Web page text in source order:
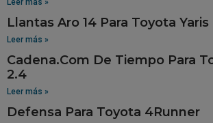
Llantas Aro 14 Para Toyota Yaris
Leer más »
Cadena.Com De Tiempo Para
2.4
Leer más »
Defensa Para Toyota 4Runner